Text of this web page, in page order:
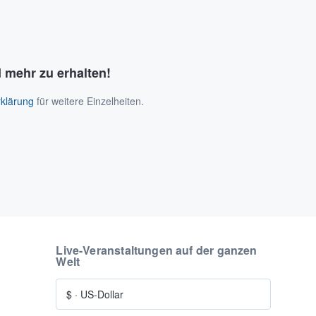
zu erhalten!
für weitere Einzelheiten.
Live-Veranstaltungen auf der ganzen
Welt
$ · US-Dollar